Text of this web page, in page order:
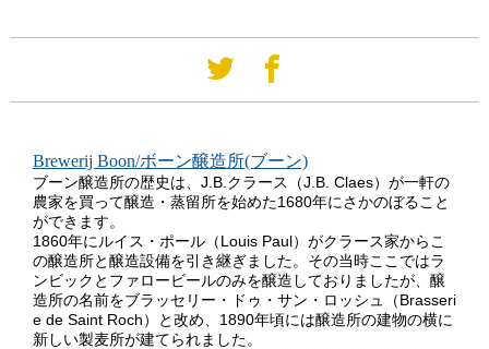
Brewerij Boon/ボーン醸造所(ブーン)
ブーン醸造所の歴史は、J.B.クラース（J.B. Claes）が一軒の
農家を買って醸造・蒸留所を始めた1680年にさかのぼること
ができます。
1860年にルイス・ポール（Louis Paul）がクラース家からこ
の醸造所と醸造設備を引き継ぎました。その当時ここではラ
ンビックとファロービールのみを醸造しておりましたが、醸
造所の名前をブラッセリー・ドゥ・サン・ロッシュ（Brasseri
e de Saint Roch）と改め、1890年頃には醸造所の建物の横に
新しい製麦所が建てられました。